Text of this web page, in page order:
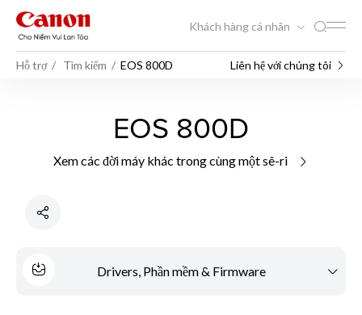
Khách hàng cá nhân
Hỗ trợ Tìm kiếm EOS 800D Liên hệ với chúng tôi
EOS 800D
Xem các đời máy khác trong cùng một sê-ri
Drivers, Phần mềm & Firmware